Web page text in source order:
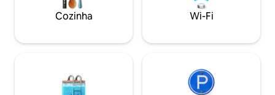
Sydney, em frente a um parque
encantador e a apenas 2 minutos a pé do
condicionado, aquecimento, Wi-Fi e
in via Hotel
mais longas
Cozinha Wi-Fi